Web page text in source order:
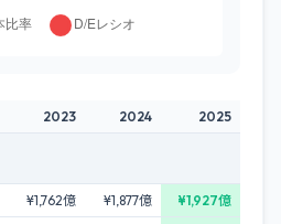
2023 2024 2025
¥1,762億 ¥1,877億
¥1,927億